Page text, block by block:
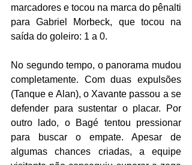
marcadores e tocou na marca do pênalti
para Gabriel Morbeck, que tocou na
saída do goleiro: 1 a 0.
No segundo tempo, o panorama mudou
completamente. Com duas expulsões
(Tanque e Alan), o Xavante passou a se
defender para sustentar o placar. Por
outro lado, o Bagé tentou pressionar
para buscar o empate. Apesar de
algumas chances criadas, a equipe